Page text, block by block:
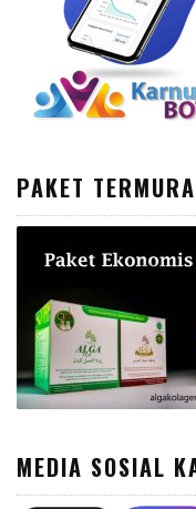
PAKET
MEDIA SOSIAL